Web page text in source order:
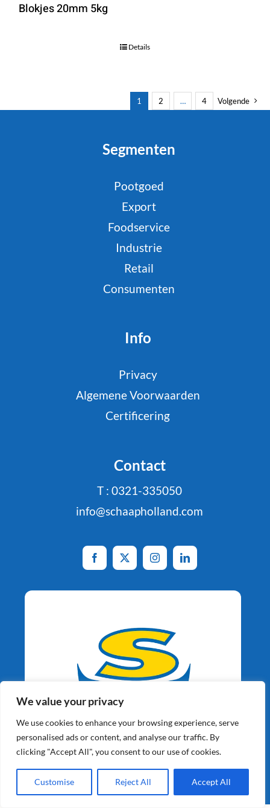
We value your privacy
We use cookies to enhance your browsing experience, serve
personalised ads or content, and analyse our traffic. By
clicking "Accept All", you consent to our use of cookies.
Customise Reject All Accept All
Blokjes 20mm 5kg
Details
1 2 … 4 Volgende
Aardappelspecialisten
Segmenten
Pootgoed
Export
Foodservice
Industrie
Retail
Consumenten
Info
Privacy
Algemene Voorwaarden
Certificering
Contact
T : 0321-335050
info@schaapholland.com